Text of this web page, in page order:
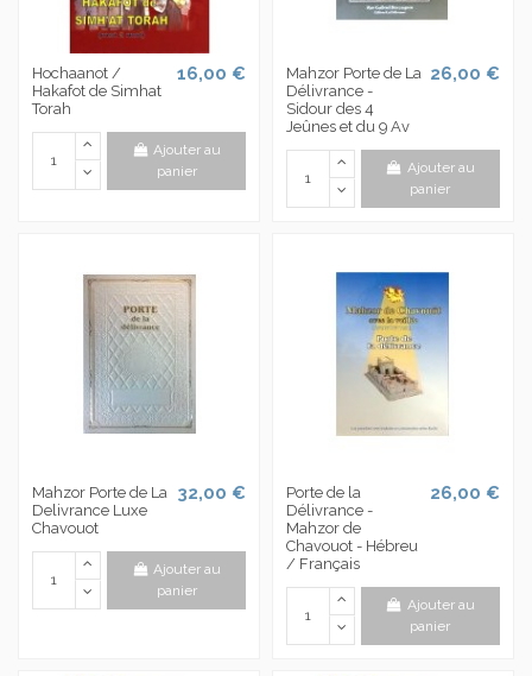
Hochaanot /
Hakafot de Simhat
Torah
16,00 €
Ajouter au
panier
Mahzor Porte de La
Délivrance -
Sidour des 4
Jeûnes et du 9 Av
26,00 €
Ajouter au
panier
Mahzor Porte de La
Delivrance Luxe
Chavouot
32,00 €
Ajouter au
panier
Porte de la
Délivrance -
Mahzor de
Chavouot - Hébreu
/ Français
26,00 €
Ajouter au
panier